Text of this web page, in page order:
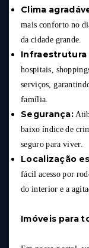
Clima
mais conforto no
da cidade grande.
Infraestrutura
hospitais,
serviços,
família.
Segurança:
baixo índice de
seguro para viver.
Localização
fácil acesso por
do interior e a
Imóveis para